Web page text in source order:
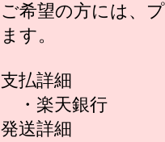
ご希望の方には、
ます。
支払詳細
・楽天銀行
発送詳細